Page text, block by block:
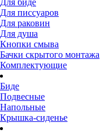
Для биде
Для писсуаров
Для раковин
Для душа
Кнопки смыва
Бачки скрытого монтажа
Комплектующие
Биде
Подвесные
Напольные
Крышка-сиденье